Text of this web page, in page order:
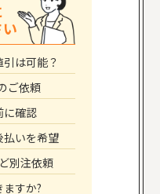
は可能？
ご依頼
に確認
払いを希望
別注依頼
すか?